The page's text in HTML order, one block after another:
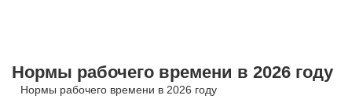
Нормы рабочего времени в 2026 году
Нормы рабочего времени в 2026 году